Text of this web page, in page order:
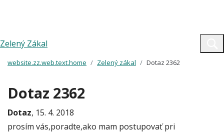
Zelený Zákal
website.zz.web.text.home Zelený zákal Dotaz 2362
Dotaz 2362
Dotaz, 15. 4. 2018
prosím vás,poradte,ako mam postupovať pri